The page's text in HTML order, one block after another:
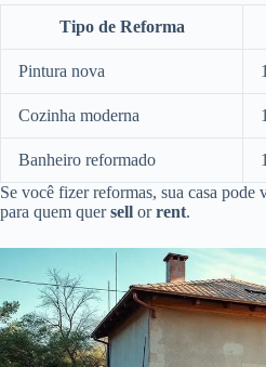
Tipo de Reforma
Pintura nova
Cozinha moderna
Banheiro reformado
Se você fizer reformas, sua casa pode
para quem quersell orrent.